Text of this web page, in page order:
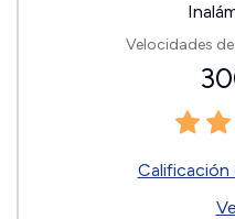
Velocidades
Calificación